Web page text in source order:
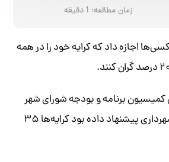
زمان مطالعه: 1دقیقه
اجازه داد که کرایه خود را در همه
کمیسیون برنامه و بودجه شورای شهر
تهران است، گفته که شهرداری پیشنهاد داده بود کرایه‌ها ۳۵